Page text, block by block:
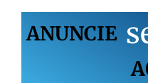
ANUNCIE s